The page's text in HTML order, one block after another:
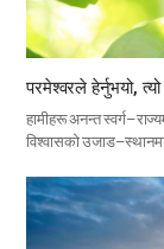
परमेश्वरले हेर्नुभयो,
हामीहरू अनन्त
विश्वासको